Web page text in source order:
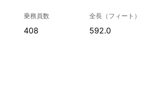
乗務員数
408
全長（フィート）
592.0